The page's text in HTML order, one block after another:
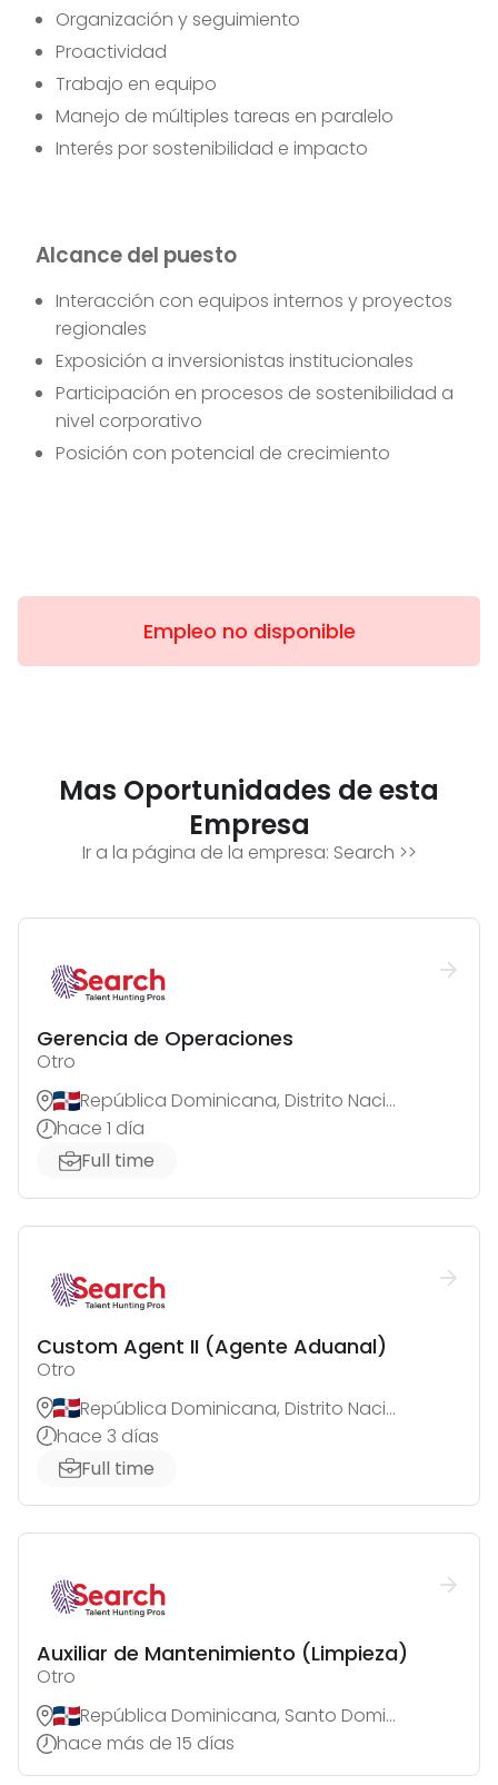
Organización y seguimiento
Proactividad
Trabajo en equipo
Manejo de múltiples tareas en paralelo
Interés por sostenibilidad e impacto
Alcance del puesto
Interacción con equipos internos y proyectos
regionales
Exposición a inversionistas institucionales
Participación en procesos de sostenibilidad a
nivel corporativo
Posición con potencial de crecimiento
Empleo no disponible
Mas Oportunidades de esta
Empresa
Ir a la página de la empresa: Search >>
Gerencia de Operaciones
Otro
República Dominicana, Distrito Nacional
hace 1 día
Full time
Custom Agent II (Agente Aduanal)
Otro
República Dominicana, Distrito Nacional
hace 3 días
Full time
Auxiliar de Mantenimiento (Limpieza)
Otro
República Dominicana, Santo Domingo de Guzmán
hace más de 15 días